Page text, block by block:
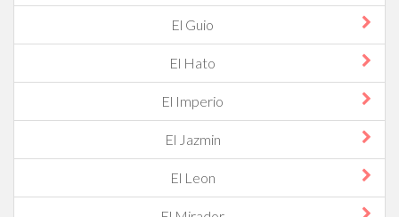
El Guio
El Hato
El Imperio
El Jazmin
El Leon